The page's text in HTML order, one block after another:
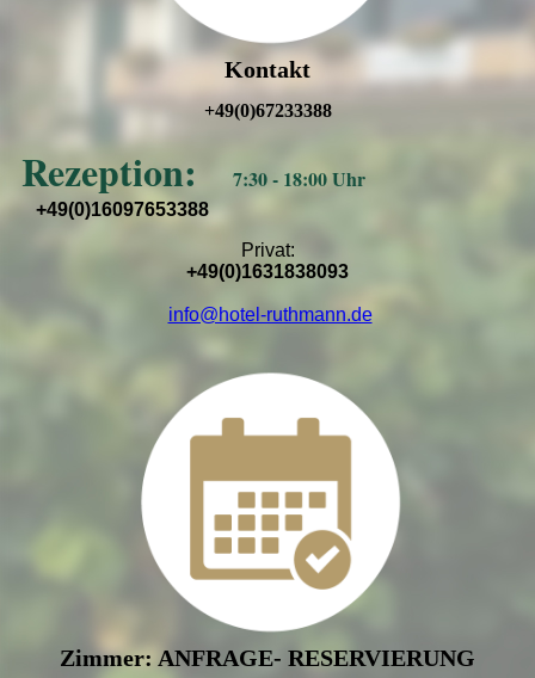
Kontakt
+49(0)67233388
Rezeption: 7:30 - 18:00 Uhr
+49(0)16097653388
Privat:
+49(0)1631838093
info@hotel-ruthmann.de
Zimmer: ANFRAGE- RESERVIERUNG